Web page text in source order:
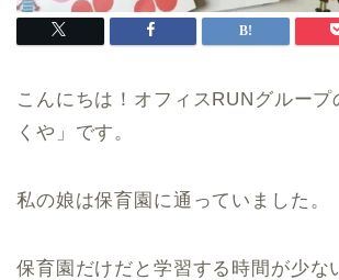
こんにちは！オフィスRUNグループ
くや」です。
私の娘は保育園に通っていました。
保育園だけだと学習する時間が少な